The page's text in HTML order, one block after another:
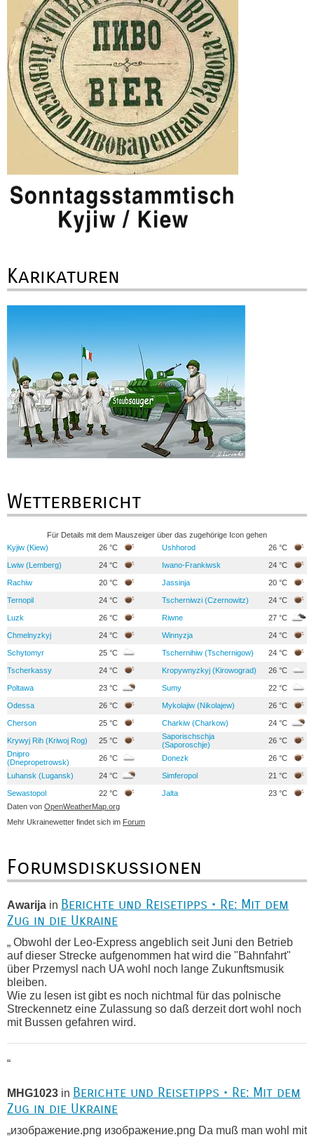
Karikaturen
Wetterbericht
Für Details mit dem Mauszeiger über das zugehörige Icon gehen
Kyjiw (Kiew)
26 °C Ushhorod 26 °C
Lwiw (Lemberg) 24 °C Iwano-Frankiwsk 24 °C
Rachiw 20 °C Jassinja 20 °C
Ternopil 24 °C Tscherniwzi (Czernowitz) 24 °C
Luzk 26 °C Riwne 27 °C
Chmelnyzkyj 24 °C Winnyzja 24 °C
Schytomyr 25 °C Tschernihiw (Tschernigow) 24 °C
Tscherkassy 24 °C Kropywnyzkyj (Kirowograd) 26 °C
Poltawa 23 °C Sumy 22 °C
Odessa 26 °C Mykolajiw (Nikolajew) 26 °C
Cherson 25 °C Charkiw (Charkow) 24 °C
Krywyj Rih (Kriwoj Rog) 25 °C
Saporischschja
(Saporoschje)
26 °C
Dnipro
(Dnepropetrowsk)
26 °C Donezk 26 °C
Luhansk (Lugansk) 24 °C Simferopol 21 °C
Sewastopol 22 °C Jalta
23 °C
Daten von OpenWeatherMap.org
Mehr Ukrainewetter findet sich im Forum
Forumsdiskussionen
Awarija in Berichte und Reisetipps • Re: Mit dem
Zug in die Ukraine
„ Obwohl der Leo-Express angeblich seit Juni den Betrieb
auf dieser Strecke aufgenommen hat wird die "Bahnfahrt"
über Przemysl nach UA wohl noch lange Zukunftsmusik
bleiben.
Wie zu lesen ist gibt es noch nichtmal für das polnische
Streckennetz eine Zulassung so daß derzeit dort wohl noch
mit Bussen gefahren wird.
“
MHG1023 in Berichte und Reisetipps • Re: Mit dem
Zug in die Ukraine
„изображение.png изображение.png Da muß man wohl mit